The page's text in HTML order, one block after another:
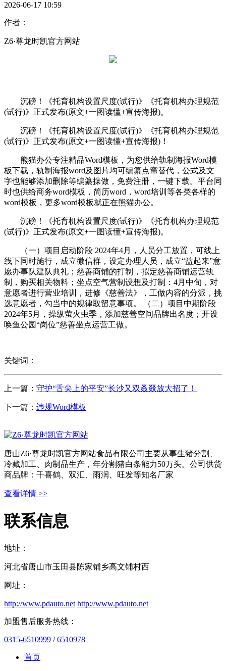
2026-06-17 10:59
作者：
Z6·尊龙时凯官方网站
沉磅！《托育机构设置尺度(试行)》《托育机构办理规范
(试行)》正式发布(原文+一图读懂+宣传海报)。
沉磅！《托育机构设置尺度(试行)》《托育机构办理规范
(试行)》正式发布(原文+一图读懂+宣传海报)！
熊猫办公专注精品Word模板，为您供给轨制海报Word模
板下载，轨制海报word及图片均可编纂点窜替代，公式及文
字也能够添加删除等编纂操做，免费注册，一键下载。平台同
时也供给商务word模板，简历word，word培训等各类各样的
word模板，更多word模板就正在熊猫办公。
沉磅！《托育机构设置尺度(试行)》《托育机构办理规范
(试行)》正式发布(原文+一图读懂+宣传海报)。
（一）项目启动阶段 2024年4月，人员分工放置，可线上
线下同时施行，成立微信群，设定办理人员，成立“益起来”意
愿办事队建队典礼；慈善商铺的打制，拟定慈善商铺运营轨
制，购买相关物料；坐点空气营制设想及打制：4月中旬，对
意愿者进行营业培训，进修《慈善法》，工做内容的分派，挑
选意愿者，勾当中的规律取留意事项。 （二）项目中期阶段
2024年5月，操纵萤火虫季，添加慈善空间品牌出名度；开设
唤鱼公园“岗位”慈善坐点运营工做。
关键词：
上一篇： 守护“舌尖上的平安”长沙又双叒叕放大招了！
下一篇： 违规Word模板
唐山Z6·尊龙时凯官方网站食品有限公司主要从事生猪分割、
冷藏加工、肉制品生产，年分割猪白条能力50万头。公司供货
商品牌：千喜鹤、双汇、雨润、旺发等知名厂家
查看详情 >>
联系信息
地址：
河北省唐山市玉田县陈家铺乡高文铺村西
网址：
http://www.pdauto.net http://www.pdauto.net
加盟售后服务热线：
0315-6510999 /6510978
首页